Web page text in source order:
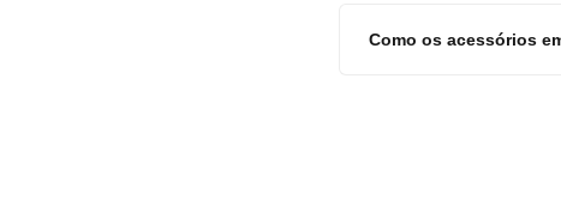
Como os acessórios